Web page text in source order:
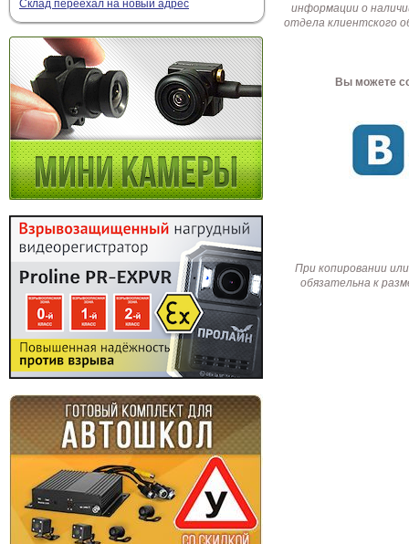
Склад переехал на новый адрес
информации о
отдела клиентского
Вы можете
При копировании
обязательна к